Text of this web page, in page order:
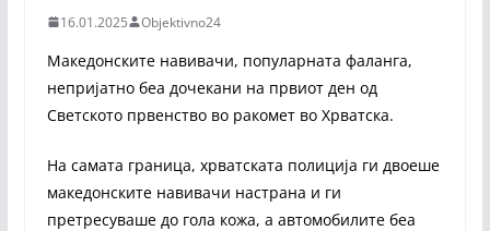
16.01.2025 Objektivno24
Македонските навивачи, популарната фаланга,
непријатно беа дочекани на првиот ден од
Светското првенство во ракомет во Хрватска.
На самата граница, хрватската полиција ги двоеше
македонските навивачи настрана и ги
претресуваше до гола кожа, а автомобилите беа